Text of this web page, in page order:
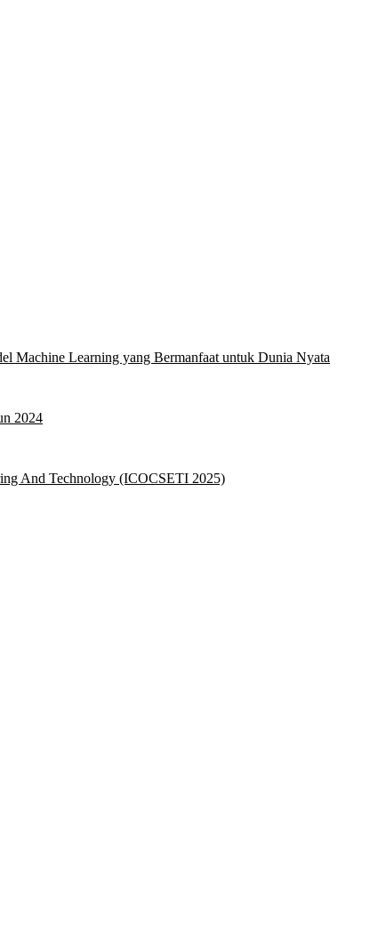
Machine Learning yang Bermanfaat untuk Dunia Nyata
2024
And Technology (ICOCSETI 2025)